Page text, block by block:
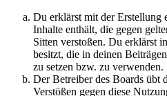
Du erklärst mit der Erstellung
Inhalte enthält, die gegen
Sitten verstoßen. Du erklärst
besitzt, die in deinen
zu setzen bzw. zu verwenden.
Der Betreiber des Boards übt
Verstößen gegen diese